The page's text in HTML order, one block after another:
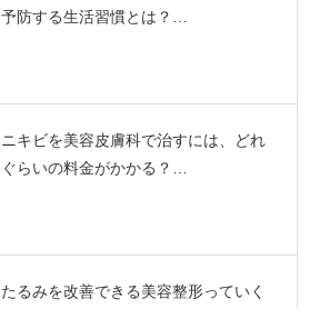
予防する生活習慣とは？…
ニキビを美容皮膚科で治すには、どれ
ぐらいの料金がかかる？…
たるみを改善できる美容整形っていく